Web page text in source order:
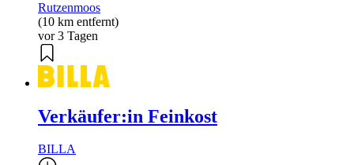
Rutzenmoos
(10 km entfernt)
vor 3 Tagen
Verkäufer:in Feinkost
BILLA